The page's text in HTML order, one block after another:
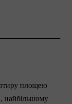
площею
, найбільшому